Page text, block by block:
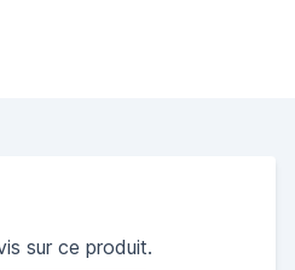
sur ce produit.